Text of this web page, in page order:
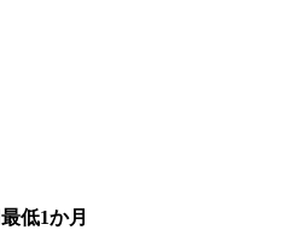
最低1か月